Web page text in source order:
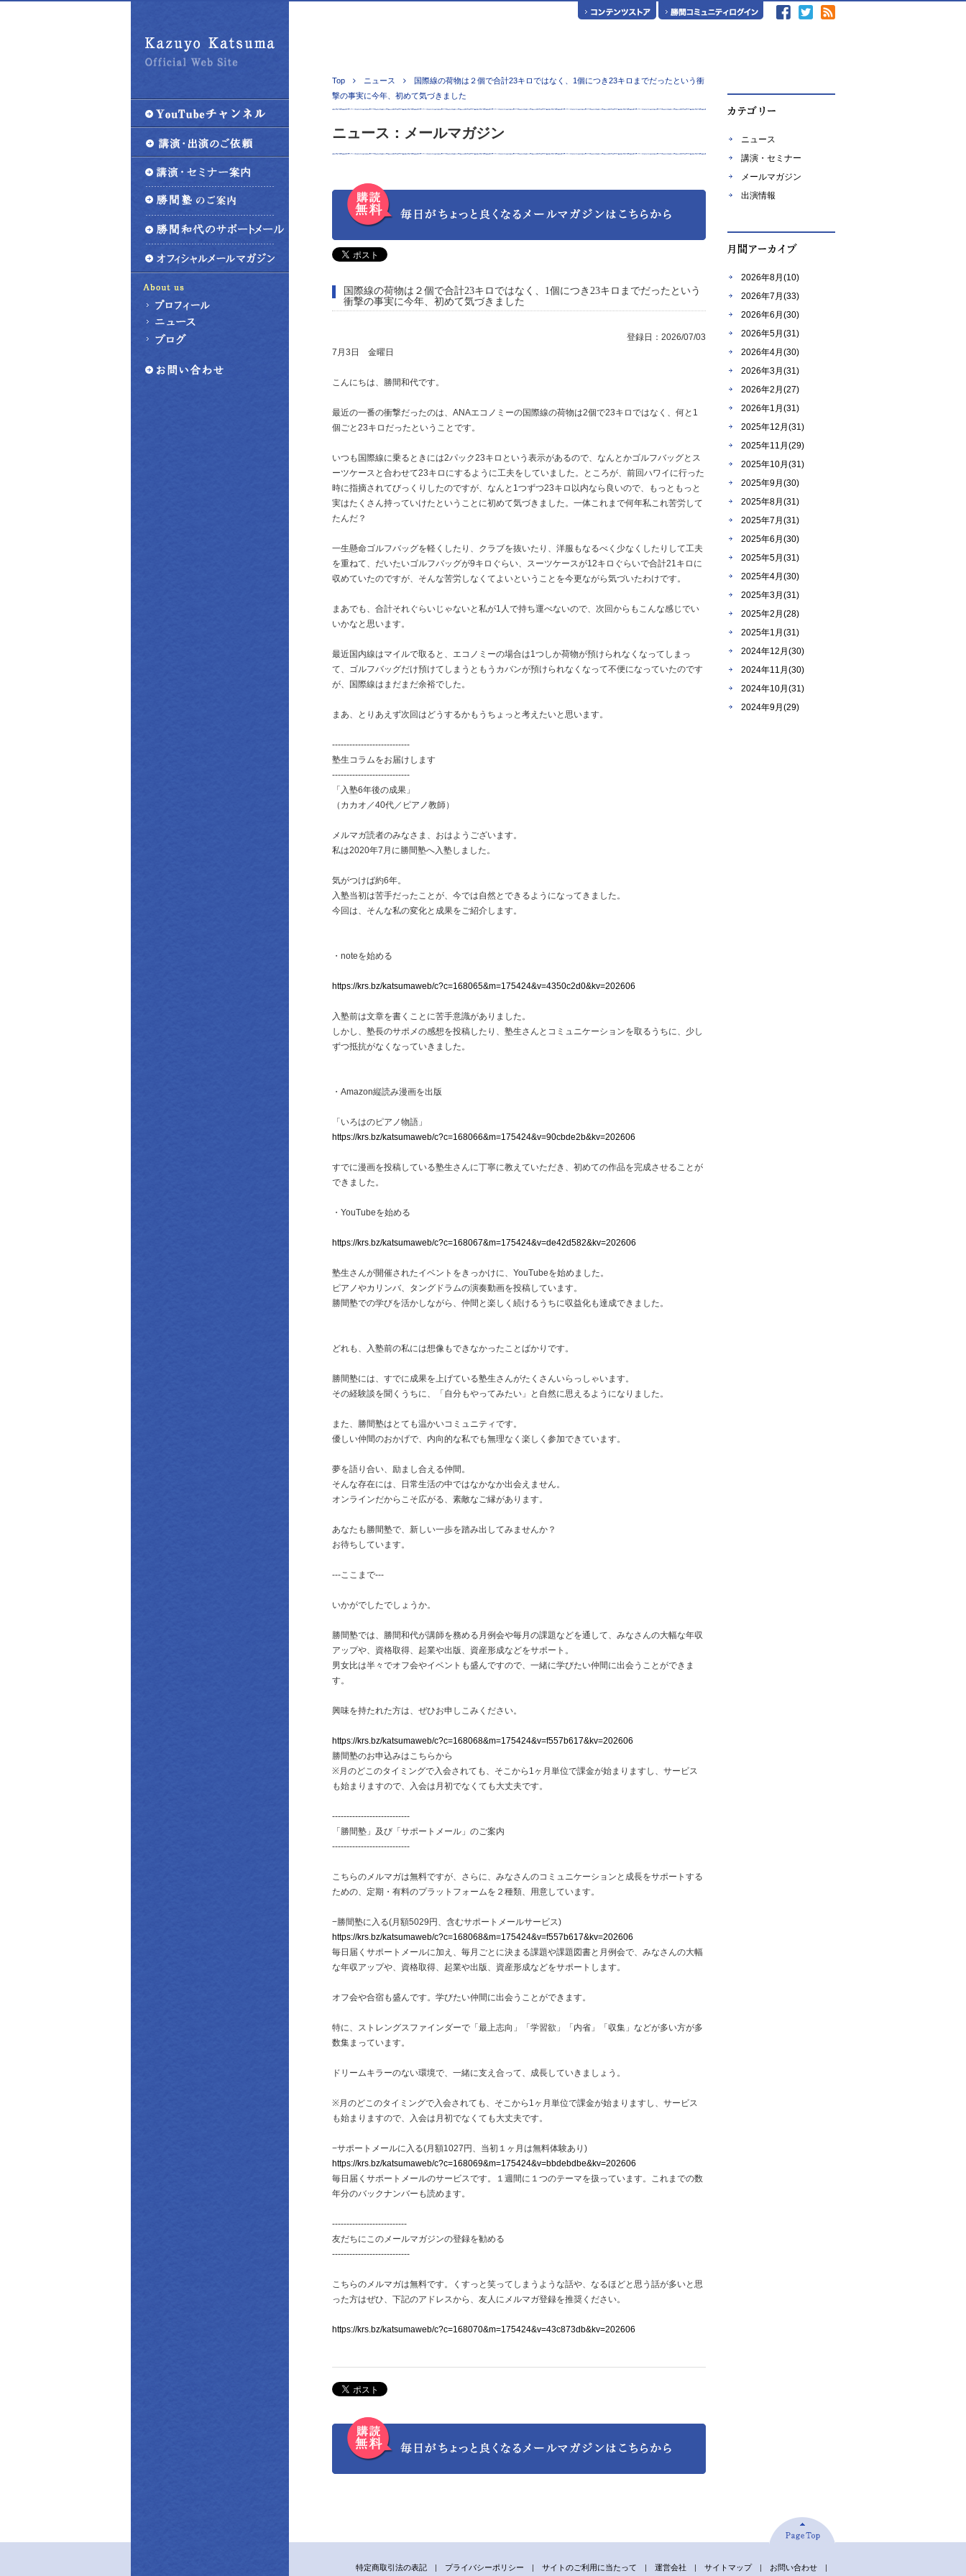
ニュース
講演・セミナー
メールマガジン
出演情報
2026年8月(10)
2026年7月(33)
2026年6月(30)
2026年5月(31)
2026年4月(30)
2026年3月(31)
2026年2月(27)
2026年1月(31)
2025年12月(31)
2025年11月(29)
2025年10月(31)
2025年9月(30)
2025年8月(31)
2025年7月(31)
2025年6月(30)
2025年5月(31)
2025年4月(30)
2025年3月(31)
2025年2月(28)
2025年1月(31)
2024年12月(30)
2024年11月(30)
2024年10月(31)
2024年9月(29)
Top ニュース
国際線の荷物は２個で合計23キロではなく、1個につき23キロまでだったという衝
撃の事実に今年、初めて気づきました
ニュース：メールマガジン
国際線の荷物は２個で合計23キロではなく、1個につき23キロまでだったという
衝撃の事実に今年、初めて気づきました
登録日：2026/07/03
7月3日 金曜日
こんにちは、勝間和代です。
最近の一番の衝撃だったのは、ANAエコノミーの国際線の荷物は2個で23キロではなく、何と1
個ごと23キロだったということです。
いつも国際線に乗るときには2パック23キロという表示があるので、なんとかゴルフバッグとス
ーツケースと合わせて23キロにするように工夫をしていました。ところが、前回ハワイに行った
時に指摘されてびっくりしたのですが、なんと1つずつ23キロ以内なら良いので、もっともっと
実はたくさん持っていけたということに初めて気づきました。一体これまで何年私これ苦労して
たんだ？
一生懸命ゴルフバッグを軽くしたり、クラブを抜いたり、洋服もなるべく少なくしたりして工夫
を重ねて、だいたいゴルフバッグが9キロぐらい、スーツケースが12キロぐらいで合計21キロに
収めていたのですが、そんな苦労しなくてよいということを今更ながら気づいたわけです。
まあでも、合計それぐらいじゃないと私が1人で持ち運べないので、次回からもこんな感じでい
いかなと思います。
最近国内線はマイルで取ると、エコノミーの場合は1つしか荷物が預けられなくなってしまっ
て、ゴルフバッグだけ預けてしまうともうカバンが預けられなくなって不便になっていたのです
が、国際線はまだまだ余裕でした。
まあ、とりあえず次回はどうするかもうちょっと考えたいと思います。
---------------------------
塾生コラムをお届けします
---------------------------
「入塾6年後の成果」
（カカオ／40代／ピアノ教師）
メルマガ読者のみなさま、おはようございます。
私は2020年7月に勝間塾へ入塾しました。
気がつけば約6年。
入塾当初は苦手だったことが、今では自然とできるようになってきました。
今回は、そんな私の変化と成果をご紹介します。
・noteを始める
https://krs.bz/katsumaweb/c?c=168065&m=175424&v=4350c2d0&kv=202606
入塾前は文章を書くことに苦手意識がありました。
しかし、塾長のサポメの感想を投稿したり、塾生さんとコミュニケーションを取るうちに、少し
ずつ抵抗がなくなっていきました。
・Amazon縦読み漫画を出版
「いろはのピアノ物語」
https://krs.bz/katsumaweb/c?c=168066&m=175424&v=90cbde2b&kv=202606
すでに漫画を投稿している塾生さんに丁寧に教えていただき、初めての作品を完成させることが
できました。
・YouTubeを始める
https://krs.bz/katsumaweb/c?c=168067&m=175424&v=de42d582&kv=202606
塾生さんが開催されたイベントをきっかけに、YouTubeを始めました。
ピアノやカリンバ、タングドラムの演奏動画を投稿しています。
勝間塾での学びを活かしながら、仲間と楽しく続けるうちに収益化も達成できました。
どれも、入塾前の私には想像もできなかったことばかりです。
勝間塾には、すでに成果を上げている塾生さんがたくさんいらっしゃいます。
その経験談を聞くうちに、「自分もやってみたい」と自然に思えるようになりました。
また、勝間塾はとても温かいコミュニティです。
優しい仲間のおかげで、内向的な私でも無理なく楽しく参加できています。
夢を語り合い、励まし合える仲間。
そんな存在には、日常生活の中ではなかなか出会えません。
オンラインだからこそ広がる、素敵なご縁があります。
あなたも勝間塾で、新しい一歩を踏み出してみませんか？
お待ちしています。
---ここまで---
いかがでしたでしょうか。
勝間塾では、勝間和代が講師を務める月例会や毎月の課題などを通して、みなさんの大幅な年収
アップや、資格取得、起業や出版、資産形成などをサポート。
男女比は半々でオフ会やイベントも盛んですので、一緒に学びたい仲間に出会うことができま
す。
興味を持たれた方は、ぜひお申しこみください。
https://krs.bz/katsumaweb/c?c=168068&m=175424&v=f557b617&kv=202606
勝間塾のお申込みはこちらから
※月のどこのタイミングで入会されても、そこから1ヶ月単位で課金が始まりますし、サービス
も始まりますので、入会は月初でなくても大丈夫です。
---------------------------
「勝間塾」及び「サポートメール」のご案内
---------------------------
こちらのメルマガは無料ですが、さらに、みなさんのコミュニケーションと成長をサポートする
ための、定期・有料のプラットフォームを２種類、用意しています。
−勝間塾に入る(月額5029円、含むサポートメールサービス)
https://krs.bz/katsumaweb/c?c=168068&m=175424&v=f557b617&kv=202606
毎日届くサポートメールに加え、毎月ごとに決まる課題や課題図書と月例会で、みなさんの大幅
な年収アップや、資格取得、起業や出版、資産形成などをサポートします。
オフ会や合宿も盛んです。学びたい仲間に出会うことができます。
特に、ストレングスファインダーで「最上志向」「学習欲」「内省」「収集」などが多い方が多
数集まっています。
ドリームキラーのない環境で、一緒に支え合って、成長していきましょう。
※月のどこのタイミングで入会されても、そこから1ヶ月単位で課金が始まりますし、サービス
も始まりますので、入会は月初でなくても大丈夫です。
−サポートメールに入る(月額1027円、当初１ヶ月は無料体験あり)
https://krs.bz/katsumaweb/c?c=168069&m=175424&v=bbdebdbe&kv=202606
毎日届くサポートメールのサービスです。１週間に１つのテーマを扱っています。これまでの数
年分のバックナンバーも読めます。
--------------------------
友だちにこのメールマガジンの登録を勧める
---------------------------
こちらのメルマガは無料です。くすっと笑ってしまうような話や、なるほどと思う話が多いと思
った方はぜひ、下記のアドレスから、友人にメルマガ登録を推奨ください。
https://krs.bz/katsumaweb/c?c=168070&m=175424&v=43c873db&kv=202606
お問い合わせ |
サイトマップ|
運営会社 |
サイトのご利用に当たって |
プライバシーポリシー |
特定商取引法の表記 |